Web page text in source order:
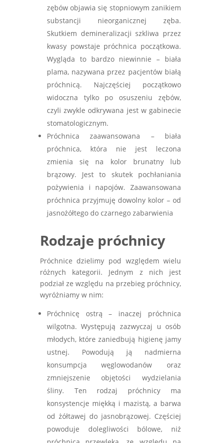
zębów objawia się stopniowym zanikiem
substancji nieorganicznej zęba.
Skutkiem demineralizacji szkliwa przez
kwasy powstaje próchnica początkowa.
Wygląda to bardzo niewinnie – biała
plama, nazywana przez pacjentów białą
próchnicą. Najczęściej początkowo
widoczna tylko po osuszeniu zębów,
czyli zwykle odkrywana jest w gabinecie
stomatologicznym.
Próchnica zaawansowana – biała
próchnica, która nie jest leczona
zmienia się na kolor brunatny lub
brązowy. Jest to skutek pochłaniania
pożywienia i napojów. Zaawansowana
próchnica przyjmuję dowolny kolor – od
jasnożółtego do czarnego zabarwienia
Rodzaje próchnicy
Próchnice dzielimy pod względem wielu
różnych kategorii. Jednym z nich jest
podział ze względu na przebieg próchnicy,
wyróżniamy w nim:
Próchnicę ostrą – inaczej próchnica
wilgotna. Występują zazwyczaj u osób
młodych, które zaniedbują higienę jamy
ustnej. Powodują ją nadmierna
konsumpcja węglowodanów oraz
zmniejszenie objętości wydzielania
śliny. Ten rodzaj próchnicy ma
konsystencje miękką i mazistą, a barwa
od żółtawej do jasnobrązowej. Częściej
powoduje dolegliwości bólowe, niż